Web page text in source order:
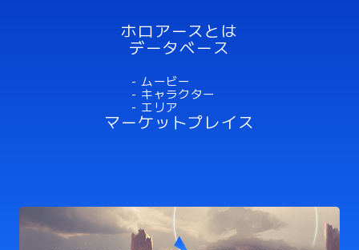
お問い合わせ よくあるお問い合わせ
ホロアースとは
データベース
- ムービー
- キャラクター
- エリア
マーケットプレイス